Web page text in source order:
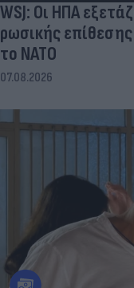
WSJ: Οι ΗΠΑ
ρωσικής
το ΝΑΤΟ
07.08.2026